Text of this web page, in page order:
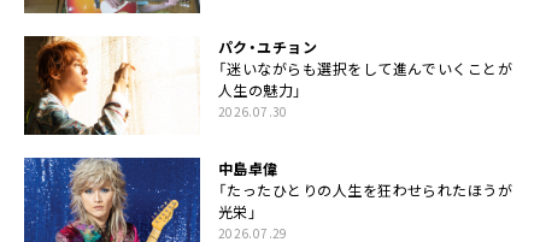
パク・ユチョン
「迷いながらも選択をして進んでいくことが
人生の魅力」
2026.07.30
中島卓偉
「たったひとりの人生を狂わせられたほうが
光栄」
2026.07.29